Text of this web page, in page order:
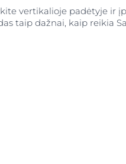
vertikalioje padėtyje ir
taip dažnai, kaip reikia